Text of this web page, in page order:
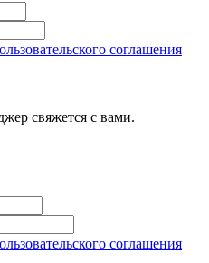
соглашения
свяжется с вами.
соглашения